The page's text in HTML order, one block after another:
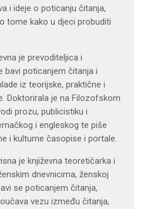
i ideje o poticanju čitanja,
tome kako u djeci probuditi
je prevoditeljica i
bavi poticanjem čitanja i
iz teorijske, praktične i
Doktorirala je na Filozofskom
prozu, publicistiku i
i engleskog te piše
i kulturne časopise i portale.
je književna teoretičarka i
dnevnicima, ženskoj
se poticanjem čitanja,
vezu između čitanja,